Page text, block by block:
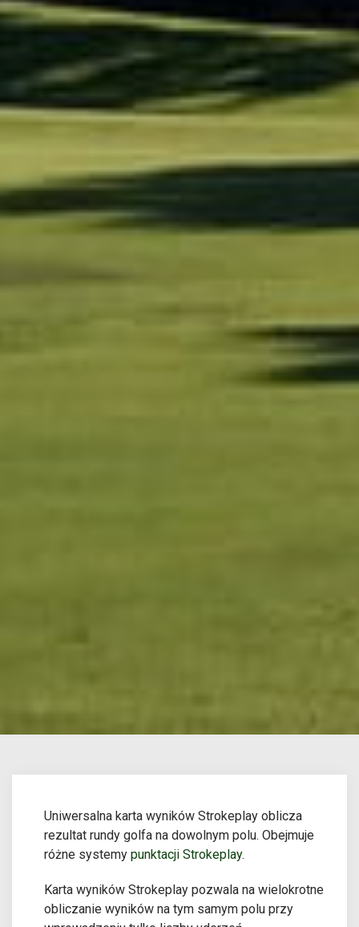
Uniwersalna karta wyników Strokeplay oblicza
rezultat rundy golfa na dowolnym polu. Obejmuje
różne systemy punktacji Strokeplay.
Karta wyników Strokeplay pozwala na wielokrotne
obliczanie wyników na tym samym polu przy